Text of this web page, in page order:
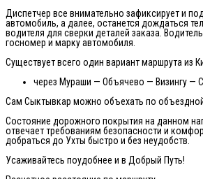
Диспетчер все внимательно зафиксирует и
автомобиль, а далее, останется дождаться
водителя для сверки деталей заказа.
госномер и марку автомобиля.
Существует всего один вариант маршрута из
через Мураши — Объячево — Визингу —
Сам Сыктывкар можно объехать по
Состояние дорожного покрытия на данном
отвечает требованиям безопасности и
добраться до Ухты быстро и без неудобств.
Усаживайтесь поудобнее и в Добрый Путь!